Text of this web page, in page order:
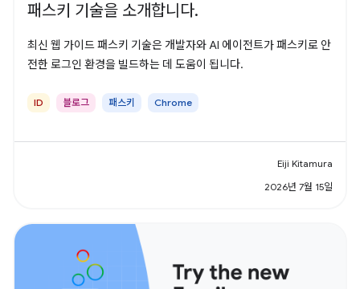
패스키 기술을 소개합니다.
최신 웹 가이드 패스키 기술은 개발자와 AI 에이전트가 패스키로 안
전한 로그인 환경을 빌드하는 데 도움이 됩니다.
ID 블로그 패스키 Chrome
Eiji Kitamura
2026년 7월 15일